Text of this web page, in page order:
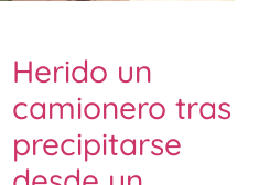
Herido un
camionero tras
precipitarse